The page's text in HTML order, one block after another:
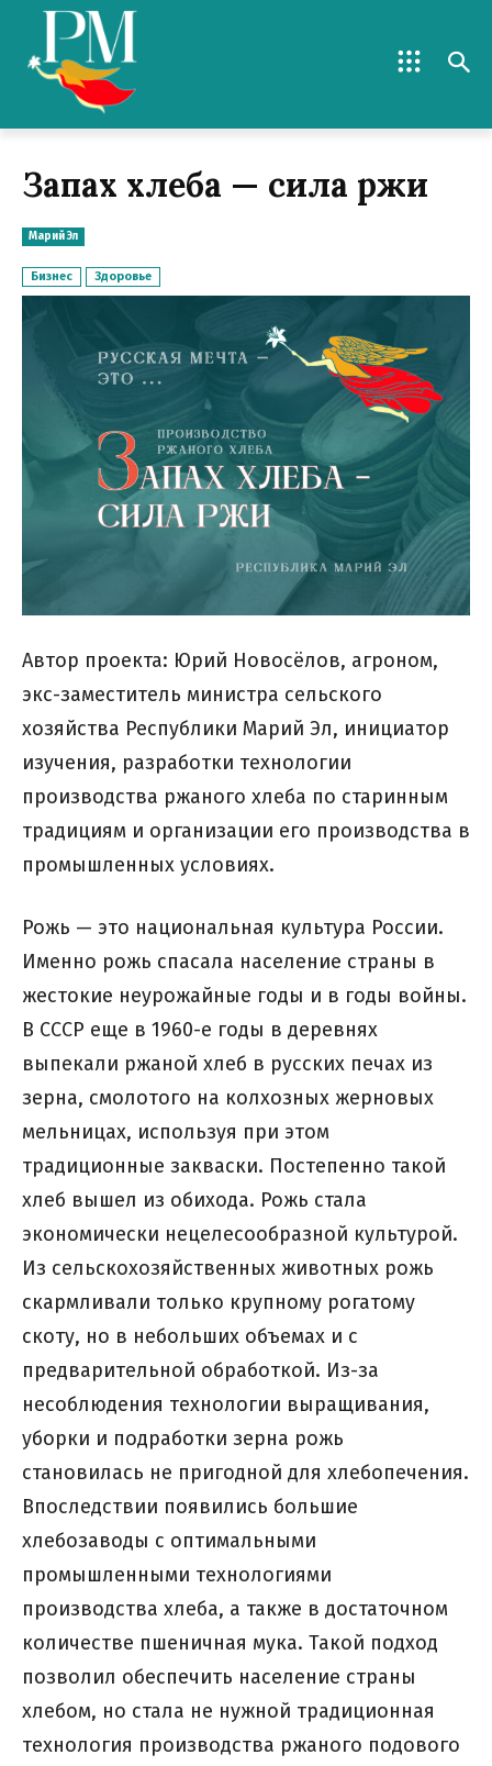
Запах хлеба — сила ржи
Марий Эл
Бизнес Здоровье
Автор проекта: Юрий Новосёлов, агроном,
экс-заместитель министра сельского
хозяйства Республики Марий Эл, инициатор
изучения, разработки технологии
производства ржаного хлеба по старинным
традициям и организации его производства в
промышленных условиях.
Рожь — это национальная культура России.
Именно рожь спасала население страны в
жестокие неурожайные годы и в годы войны.
В СССР еще в 1960-е годы в деревнях
выпекали ржаной хлеб в русских печах из
зерна, смолотого на колхозных жерновых
мельницах, используя при этом
традиционные закваски. Постепенно такой
хлеб вышел из обихода. Рожь стала
экономически нецелесообразной культурой.
Из сельскохозяйственных животных рожь
скармливали только крупному рогатому
скоту, но в небольших объемах и с
предварительной обработкой. Из-за
несоблюдения технологии выращивания,
уборки и подработки зерна рожь
становилась не пригодной для хлебопечения.
Впоследствии появились большие
хлебозаводы с оптимальными
промышленными технологиями
производства хлеба, а также в достаточном
количестве пшеничная мука. Такой подход
позволил обеспечить население страны
хлебом, но стала не нужной традиционная
технология производства ржаного подового